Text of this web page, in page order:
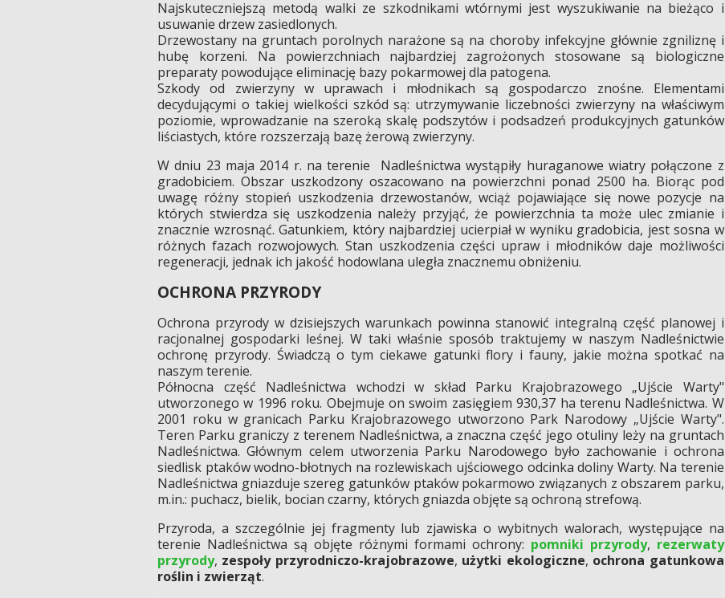
Najskuteczniejszą metodą walki ze szkodnikami wtórnymi jest wyszukiwanie na bieżąco i
usuwanie drzew zasiedlonych.
Drzewostany na gruntach porolnych narażone są na choroby infekcyjne głównie zgniliznę i
hubę korzeni. Na powierzchniach najbardziej zagrożonych stosowane są biologiczne
preparaty powodujące eliminację bazy pokarmowej dla patogena.
Szkody od zwierzyny w uprawach i młodnikach są gospodarczo znośne. Elementami
decydującymi o takiej wielkości szkód są: utrzymywanie liczebności zwierzyny na właściwym
poziomie, wprowadzanie na szeroką skalę podszytów i podsadzeń produkcyjnych gatunków
liściastych, które rozszerzają bazę żerową zwierzyny.
W dniu 23 maja 2014 r. na terenie Nadleśnictwa wystąpiły huraganowe wiatry połączone z
gradobiciem. Obszar uszkodzony oszacowano na powierzchni ponad 2500 ha. Biorąc pod
uwagę różny stopień uszkodzenia drzewostanów, wciąż pojawiające się nowe pozycje na
których stwierdza się uszkodzenia należy przyjąć, że powierzchnia ta może ulec zmianie i
znacznie wzrosnąć. Gatunkiem, który najbardziej ucierpiał w wyniku gradobicia, jest sosna w
różnych fazach rozwojowych. Stan uszkodzenia części upraw i młodników daje możliwości
regeneracji, jednak ich jakość hodowlana uległa znacznemu obniżeniu.
OCHRONA PRZYRODY
Ochrona przyrody w dzisiejszych warunkach powinna stanowić integralną część planowej i
racjonalnej gospodarki leśnej. W taki właśnie sposób traktujemy w naszym Nadleśnictwie
ochronę przyrody. Świadczą o tym ciekawe gatunki flory i fauny, jakie można spotkać na
naszym terenie.
Północna część Nadleśnictwa wchodzi w skład Parku Krajobrazowego „Ujście Warty"
utworzonego w 1996 roku. Obejmuje on swoim zasięgiem 930,37 ha terenu Nadleśnictwa. W
2001 roku w granicach Parku Krajobrazowego utworzono Park Narodowy „Ujście Warty".
Teren Parku graniczy z terenem Nadleśnictwa, a znaczna część jego otuliny leży na gruntach
Nadleśnictwa. Głównym celem utworzenia Parku Narodowego było zachowanie i ochrona
siedlisk ptaków wodno-błotnych na rozlewiskach ujściowego odcinka doliny Warty. Na terenie
Nadleśnictwa gniazduje szereg gatunków ptaków pokarmowo związanych z obszarem parku,
m.in.: puchacz, bielik, bocian czarny, których gniazda objęte są ochroną strefową.
Przyroda, a szczególnie jej fragmenty lub zjawiska o wybitnych walorach, występujące na
terenie Nadleśnictwa są objęte różnymi formami ochrony: pomniki przyrody, rezerwaty
przyrody, zespoły przyrodniczo-krajobrazowe, użytki ekologiczne, ochrona gatunkowa
roślin i zwierząt.